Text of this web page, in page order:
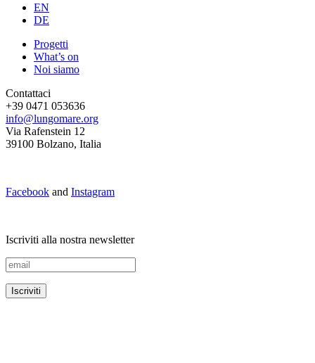
EN
DE
Progetti
What’s on
Noi siamo
Contattaci
+39 0471 053636
info@lungomare.org
Via Rafenstein 12
39100 Bolzano, Italia
Facebook and Instagram
Iscriviti alla nostra newsletter